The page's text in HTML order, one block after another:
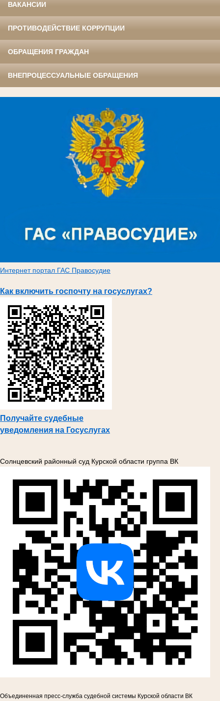
ВАКАНСИИ
ПРОТИВОДЕЙСТВИЕ КОРРУПЦИИ
ОБРАЩЕНИЯ ГРАЖДАН
ВНЕПРОЦЕССУАЛЬНЫЕ ОБРАЩЕНИЯ
Интернет портал ГАС Правосудие
Как включить госпочту на госуслугах?
Получайте судебные
уведомления на Госуслугах
Солнцевский районный суд Курской области группа ВК
Объединенная пресс-служба судебной системы Курской области ВК